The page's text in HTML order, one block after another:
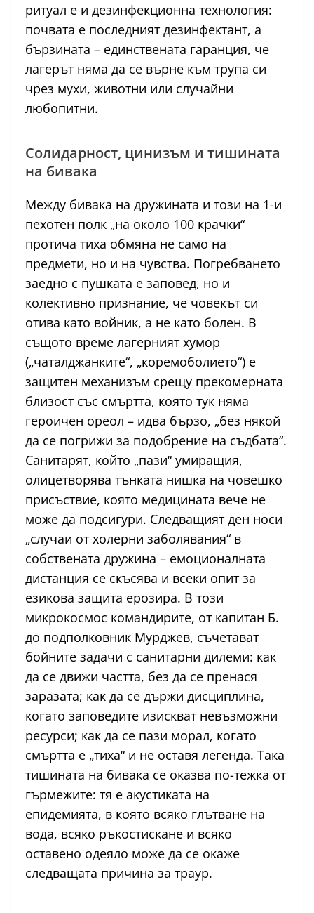
ритуал е и дезинфекционна технология:
почвата е последният дезинфектант, а
бързината – единствената гаранция, че
лагерът няма да се върне към трупа си
чрез мухи, животни или случайни
любопитни.
Солидарност, цинизъм и тишината
на бивака
Между бивака на дружината и този на 1-и
пехотен полк „на около 100 крачки“
протича тиха обмяна не само на
предмети, но и на чувства. Погребването
заедно с пушката е заповед, но и
колективно признание, че човекът си
отива като войник, а не като болен. В
същото време лагерният хумор
(„чаталджанките“, „коремоболието“) е
защитен механизъм срещу прекомерната
близост със смъртта, която тук няма
героичен ореол – идва бързо, „без някой
да се погрижи за подобрение на съдбата“.
Санитарят, който „пази“ умиращия,
олицетворява тънката нишка на човешко
присъствие, която медицината вече не
може да подсигури. Следващият ден носи
„случаи от холерни заболявания“ в
собствената дружина – емоционалната
дистанция се скъсява и всеки опит за
езикова защита ерозира. В този
микрокосмос командирите, от капитан Б.
до подполковник Мурджев, съчетават
бойните задачи с санитарни дилеми: как
да се движи частта, без да се пренася
заразата; как да се държи дисциплина,
когато заповедите изискват невъзможни
ресурси; как да се пази морал, когато
смъртта е „тиха“ и не оставя легенда. Така
тишината на бивака се оказва по-тежка от
гърмежите: тя е акустиката на
епидемията, в която всяко глътване на
вода, всяко ръкостискане и всяко
оставено одеяло може да се окаже
следващата причина за траур.